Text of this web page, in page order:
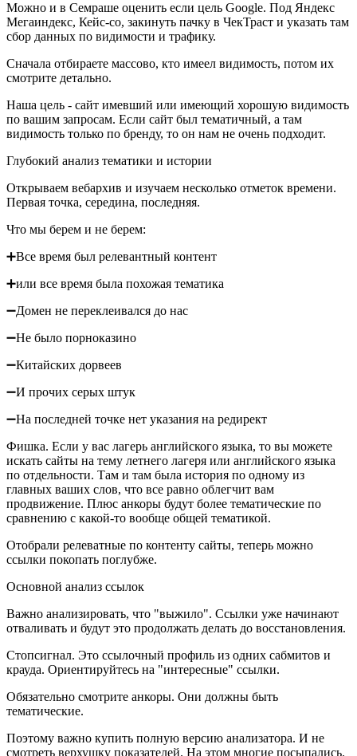
Можно и в Семраше оценить если цель Google. Под Яндекс
Мегаиндекс, Кейс-со, закинуть пачку в ЧекТраст и указать там
сбор данных по видимости и трафику.
Сначала отбираете массово, кто имеел видимость, потом их
смотрите детально.
Наша цель - сайт имевший или имеющий хорошую видимость
по вашим запросам. Если сайт был тематичный, а там
видимость только по бренду, то он нам не очень подходит.
Глубокий анализ тематики и истории
Открываем вебархив и изучаем несколько отметок времени.
Первая точка, середина, последняя.
Что мы берем и не берем:
➕Все время был релевантный контент
➕или все время была похожая тематика
➖Домен не переклеивался до нас
➖Не было порноказино
➖Китайских дорвеев
➖И прочих серых штук
➖На последней точке нет указания на редирект
Фишка. Если у вас лагерь английского языка, то вы можете
искать сайты на тему летнего лагеря или английского языка
по отдельности. Там и там была история по одному из
главных ваших слов, что все равно облегчит вам
продвижение. Плюс анкоры будут более тематические по
сравнению с какой-то вообще общей тематикой.
Отобрали релеватные по контенту сайты, теперь можно
ссылки покопать поглубже.
Основной анализ ссылок
Важно анализировать, что "выжило". Ссылки уже начинают
отваливать и будут это продолжать делать до восстановления.
Стопсигнал. Это ссылочный профиль из одних сабмитов и
крауда. Ориентируйтесь на "интересные" ссылки.
Обязательно смотрите анкоры. Они должны быть
тематические.
Поэтому важно купить полную версию анализатора. И не
смотреть верхушку показателей. На этом многие посыпались.